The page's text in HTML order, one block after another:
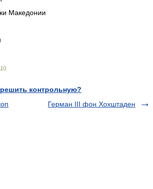
Македонии
контрольную?
Герман III фон Хохштаден